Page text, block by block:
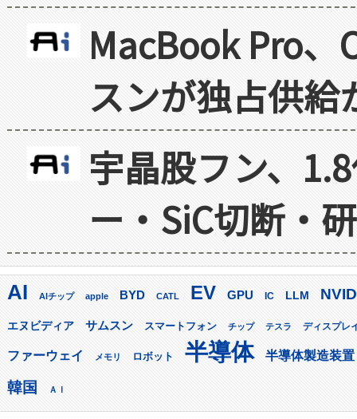
MacBook Pro
スンが独占供給
宇晶股フン、
ー・SiC切断・
AI AIチップ apple BYD CATL EV GPU IC LLM
エヌビディア サムスン スマートフォン チップ テスラ ディスプレ
ファーウェイ メモリ ロボット 半導体 半導体製造装置
韓国 ＡＩ